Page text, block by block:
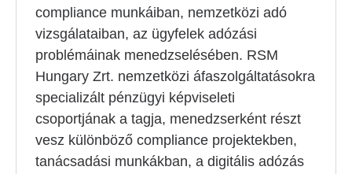
compliance munkáiban, nemzetközi adó
vizsgálataiban, az ügyfelek adózási
problémáinak menedzselésében. RSM
Hungary Zrt. nemzetközi áfaszolgáltatásokra
specializált pénzügyi képviseleti
csoportjának a tagja, menedzserként részt
vesz különböző compliance projektekben,
tanácsadási munkákban, a digitális adózás